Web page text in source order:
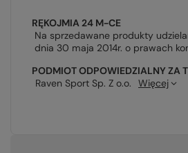
RĘKOJMIA 24 M-CE
Na sprzedawane produkty
dnia 30 maja 2014r. o prawach
PODMIOT ODPOWIEDZIALNY ZA
Raven Sport Sp. Z o.o.
Więcej